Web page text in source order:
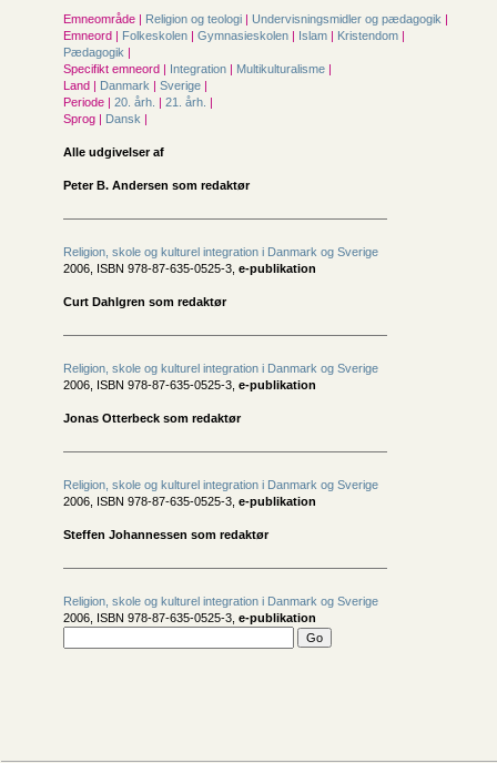
Emneområde | Religion og teologi | Undervisningsmidler og pædagogik |
Emneord | Folkeskolen | Gymnasieskolen | Islam | Kristendom |
Pædagogik |
Specifikt emneord | Integration | Multikulturalisme |
Land | Danmark | Sverige |
Periode | 20. årh. | 21. årh. |
Sprog | Dansk |
Alle udgivelser af
Peter B. Andersen som redaktør
Religion, skole og kulturel integration i Danmark og Sverige
2006, ISBN 978-87-635-0525-3, e-publikation
Curt Dahlgren som redaktør
Religion, skole og kulturel integration i Danmark og Sverige
2006, ISBN 978-87-635-0525-3, e-publikation
Jonas Otterbeck som redaktør
Religion, skole og kulturel integration i Danmark og Sverige
2006, ISBN 978-87-635-0525-3, e-publikation
Steffen Johannessen som redaktør
Religion, skole og kulturel integration i Danmark og Sverige
2006, ISBN 978-87-635-0525-3, e-publikation